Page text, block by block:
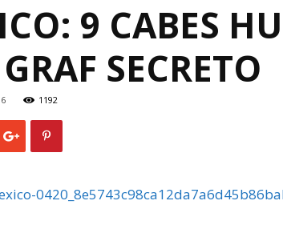
9 CABES
SECRETO
1192